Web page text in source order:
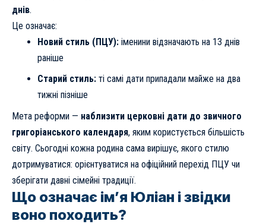
днів.
Це означає:
Новий стиль (ПЦУ):іменини відзначають на 13 днів
раніше
Старий стиль:ті самі дати припадали майже на два
тижні пізніше
Мета реформи — наблизити церковні дати до звичного
григоріанського календаря, яким користується більшість
світу. Сьогодні кожна родина сама вирішує, якого стилю
дотримуватися: орієнтуватися на офіційний перехід ПЦУ чи
зберігати давні сімейні традиції.
Що означає ім’я Юліан і звідки
воно походить?